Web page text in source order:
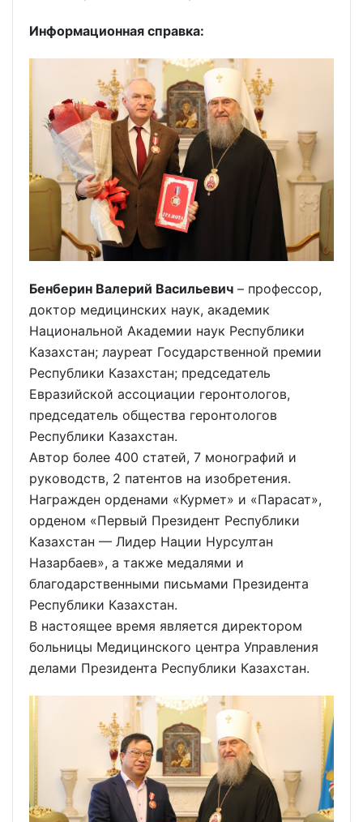
Информационная справка:
Бенберин Валерий Васильевич – профессор,
доктор медицинских наук, академик
Национальной Академии наук Республики
Казахстан; лауреат Государственной премии
Республики Казахстан; председатель
Евразийской ассоциации геронтологов,
председатель общества геронтологов
Республики Казахстан.
Автор более 400 статей, 7 монографий и
руководств, 2 патентов на изобретения.
Награжден орденами «Курмет» и «Парасат»,
орденом «Первый Президент Республики
Казахстан — Лидер Нации Нурсултан
Назарбаев», а также медалями и
благодарственными письмами Президента
Республики Казахстан.
В настоящее время является директором
больницы Медицинского центра Управления
делами Президента Республики Казахстан.